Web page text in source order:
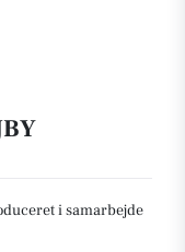
i samarbejde